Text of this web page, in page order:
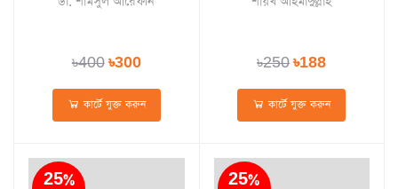
৳400৳300
কার্টে যুক্ত করুন
৳250৳188
কার্টে যুক্ত করুন
25% 25%